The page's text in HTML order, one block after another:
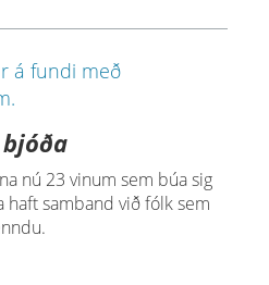
nú 23 vinum sem búa sig
haft samband við fólk sem